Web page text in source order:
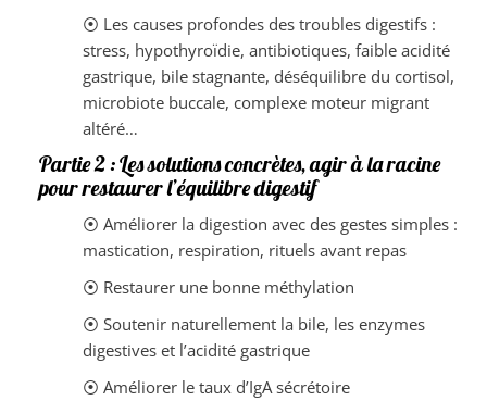
⦿ Les causes profondes des troubles digestifs :
stress, hypothyroïdie, antibiotiques, faible acidité
gastrique, bile stagnante, déséquilibre du cortisol,
microbiote buccale, complexe moteur migrant
altéré…
Partie 2 : Les solutions concrètes, agir à la racine
pour restaurer l’équilibre digestif
⦿ Améliorer la digestion avec des gestes simples :
mastication, respiration, rituels avant repas
⦿ Restaurer une bonne méthylation
⦿ Soutenir naturellement la bile, les enzymes
digestives et l’acidité gastrique
⦿ Améliorer le taux d’IgA sécrétoire